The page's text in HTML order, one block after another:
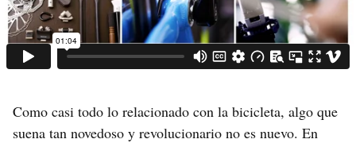
Como casi todo lo relacionado con la bicicleta, algo que
suena tan novedoso y revolucionario no es nuevo. En